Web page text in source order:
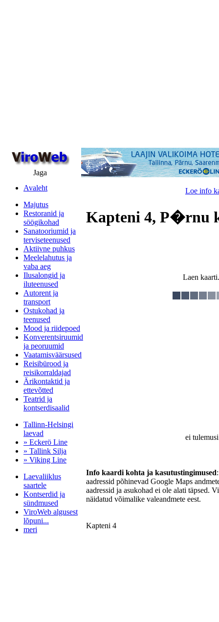
Jaga
Avaleht
Majutus
Restoranid ja
söögikohad
Sanatooriumid ja
terviseteenused
Aktiivne puhkus
Meelelahutus ja
vaba aeg
Ilusalongid ja
iluteenused
Autorent ja
transport
Ostukohad ja
teenused
Mood ja riidepoed
Konverentsiruumid
ja peoruumid
Vaatamisväärsused
Reisibürood ja
reisikorraldajad
Ärikontaktid ja
ettevõtted
Teatrid ja
kontserdisaalid
Tallinn-Helsingi
laevad
» Eckerö Line
» Tallink Silja
» Viking Line
Laevaliiklus
saartele
Kontserdid ja
sündmused
ViroWeb algusest
lõpuni...
meri
Loe info
Kapteni 4, P�rnu
Laen
ei
Info kaardi kohta ja kasutustingimused
aadressid põhinevad Google Maps
aadressid ja asukohad ei ole alati täpsed.
näidatud võimalike valeandmete eest.
Kapteni 4